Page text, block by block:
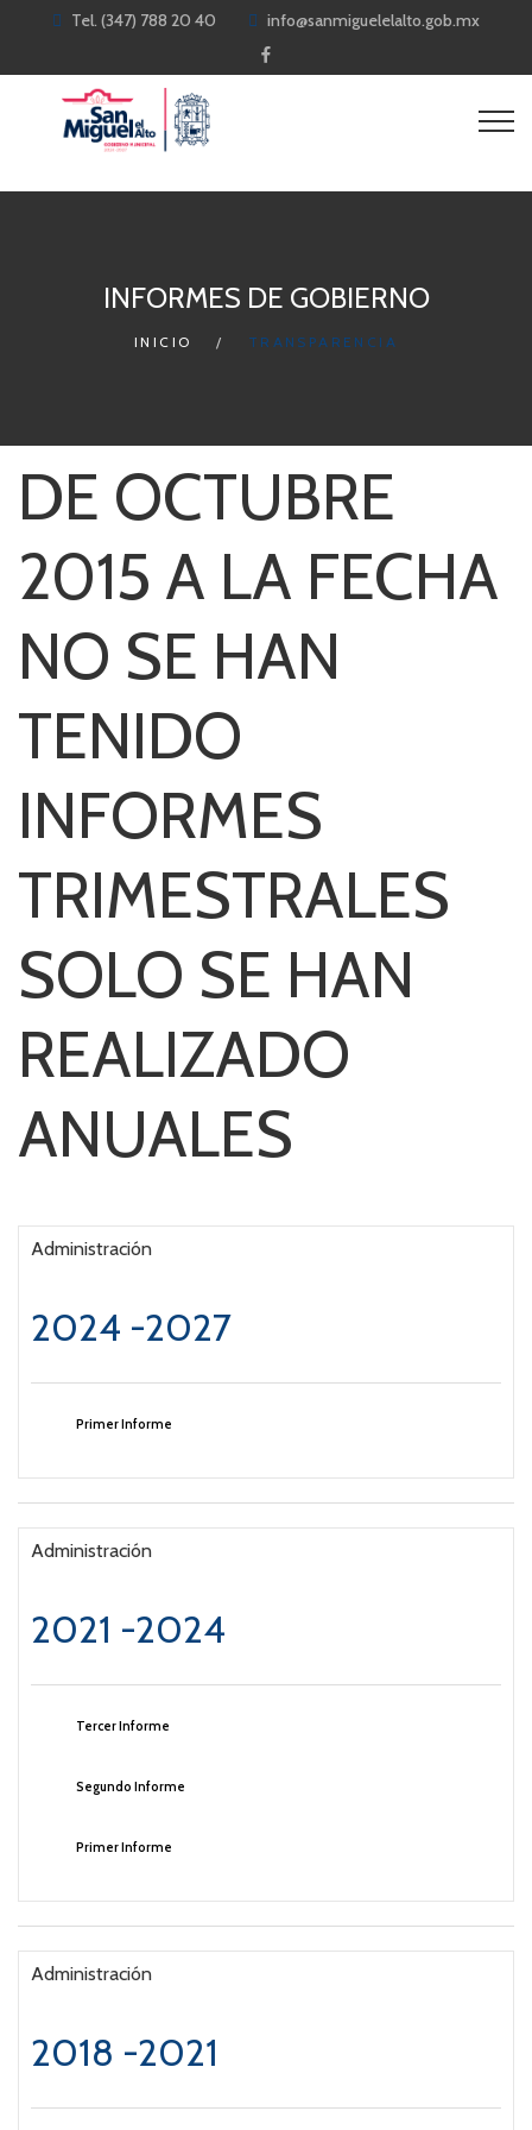
Tel. (347) 788 20 40 info@sanmiguelelalto.gob.mx
INFORMES DE GOBIERNO
INICIO TRANSPARENCIA
DE OCTUBRE
2015 A LA FECHA
NO SE HAN
TENIDO
INFORMES
TRIMESTRALES
SOLO SE HAN
REALIZADO
ANUALES
Administración
2024 -2027
Primer Informe
Administración
2021 -2024
Tercer Informe
Segundo Informe
Primer Informe
Administración
2018 -2021